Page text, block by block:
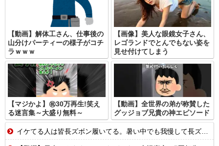
【動画】解体工さん、仕事後の
山分けパーティーの様子がコチ
ラｗｗｗ
【画像】美人な眼鏡女子さん、
レゴランドでとんでもない姿を
見せ付けてしまう
【マジかよ】㊗️30万再生!笑え
る迷言集～大盛り無料～
【動画】全世界の弟が称賛した
グッジョブ兄貴の神エピソード
イケてる人は皆長ズボン履いてる。暑い中でも我慢して長ズボン履いてる。半ズボンはモテ無い。厳しいって